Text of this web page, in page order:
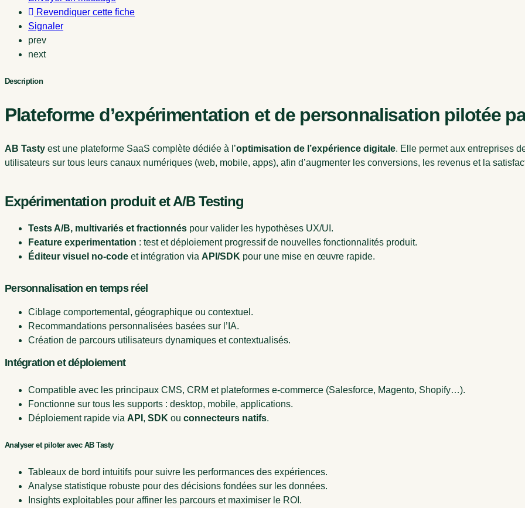
Revendiquer cette fiche
Signaler
prev
next
Description
Plateforme d’expérimentation et de personnalisation pilotée
AB Tasty est une plateforme SaaS complète dédiée à l’optimisation de l’expérience digitale. Elle permet aux entreprises
utilisateurs sur tous leurs canaux numériques (web, mobile, apps), afin d’augmenter les conversions, les revenus et la
Expérimentation produit et A/B Testing
Tests A/B, multivariés et fractionnés pour valider les hypothèses UX/UI.
Feature experimentation : test et déploiement progressif de nouvelles fonctionnalités produit.
Éditeur visuel no-code et intégration via API/SDK pour une mise en œuvre rapide.
Personnalisation en temps réel
Ciblage comportemental, géographique ou contextuel.
Recommandations personnalisées basées sur l’IA.
Création de parcours utilisateurs dynamiques et contextualisés.
Intégration et déploiement
Compatible avec les principaux CMS, CRM et plateformes e-commerce (Salesforce, Magento, Shopify…).
Fonctionne sur tous les supports : desktop, mobile, applications.
Déploiement rapide via API , SDK ou connecteurs natifs.
Analyser et piloter avec AB Tasty
Tableaux de bord intuitifs pour suivre les performances des expériences.
Analyse statistique robuste pour des décisions fondées sur les données.
Insights exploitables pour affiner les parcours et maximiser le ROI.